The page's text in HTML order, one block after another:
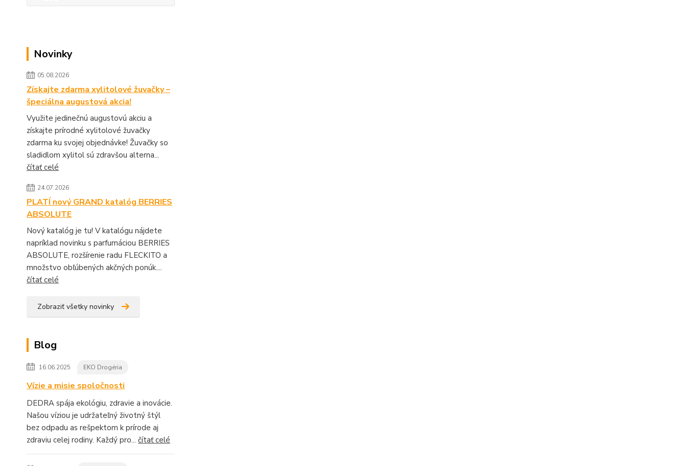
Novinky
05.08.2026
Získajte zdarma xylitolové žuvačky –
špeciálna augustová akcia!
Využite jedinečnú augustovú akciu a
získajte prírodné xylitolové žuvačky
zdarma ku svojej objednávke! Žuvačky so
sladidlom xylitol sú zdravšou alterna...
čítať celé
24.07.2026
PLATÍ nový GRAND katalóg BERRIES
ABSOLUTE
Nový katalóg je tu! V katalógu nájdete
napríklad novinku s parfumáciou BERRIES
ABSOLUTE, rozšírenie radu FLECKITO a
množstvo obľúbených akčných ponúk....
čítať celé
Zobraziť všetky novinky
Blog
16.06.2025 EKO Drogéria
Vízie a misie spoločnosti
DEDRA spája ekológiu, zdravie a inovácie.
Našou víziou je udržateľný životný štýl
bez odpadu as rešpektom k prírode aj
zdraviu celej rodiny. Každý pro... čítať celé